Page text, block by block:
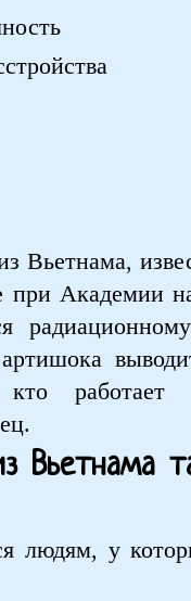
Вьетнама,
Академии
работает
Вьетнама
людям, у